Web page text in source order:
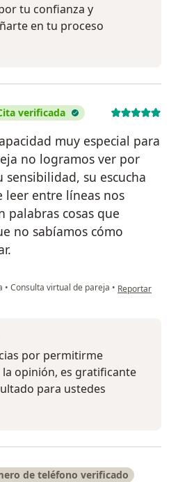
tu confianza y
en tu proceso
verificada
muy especial para
no logramos ver por
sensibilidad, su escucha
leer entre líneas nos
palabras cosas que
no sabíamos cómo
• Consulta virtual de pareja • en opinión del
Reportar
por permitirme
opinión, es gratificante
para ustedes
de teléfono verificado